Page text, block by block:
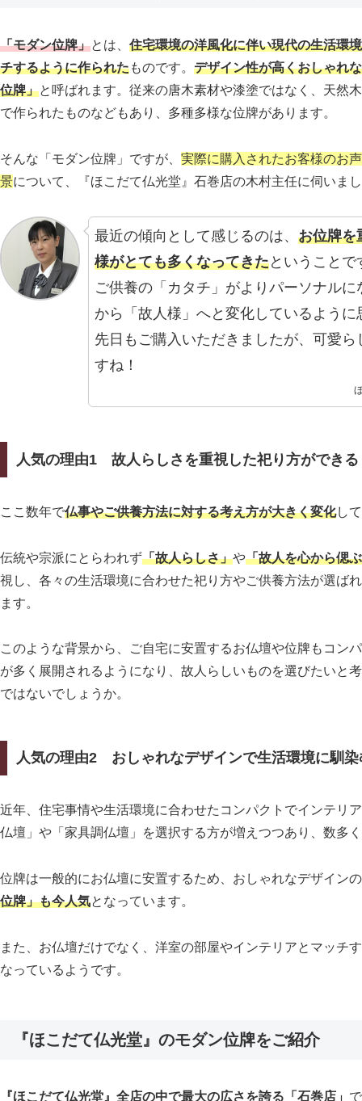
「モダン位牌」とは、 住宅環境の洋風化に伴い現代の生活環
チするように作られたものです。 デザイン性が高くおしゃれ
位牌」と呼ばれます。従来の唐木素材や漆塗ではなく、天然
で作られたものなどもあり、多種多様な位牌があります。
そんな「モダン位牌」ですが、 実際に購入されたお客様のお
景について、『ほこだて仏光堂』石巻店の木村主任に伺いま
最近の傾向として感じるのは、お位牌を
様がとても多くなってきたということで
ご供養の「カタチ」がよりパーソナル
から「故人様」へと変化しているように
先日もご購入いただきましたが、可愛
すね！
人気の理由1 故人らしさを重視した祀り方ができる
ここ数年で仏事やご供養方法に対する考え方が大きく変化し
伝統や宗派にとらわれず「故人らしさ」や「故人を心から偲
視し、各々の生活環境に合わせた祀り方やご供養方法が選ば
ます。
このような背景から、ご自宅に安置するお仏壇や位牌もコン
が多く展開されるようになり、故人らしいものを選びたいと
ではないでしょうか。
人気の理由2 おしゃれなデザインで生活環境に馴染
近年、住宅事情や生活環境に合わせたコンパクトでインテリ
仏壇」や「家具調仏壇」を選択する方が増えつつあり、数多
位牌は一般的にお仏壇に安置するため、おしゃれなデザイン
位牌」も今人気となっています。
また、お仏壇だけでなく、洋室の部屋やインテリアとマッチ
なっているようです。
『ほこだて仏光堂』のモダン位牌をご紹介
『ほこだて仏光堂』全店の中で最大の広さを誇る「石巻店」